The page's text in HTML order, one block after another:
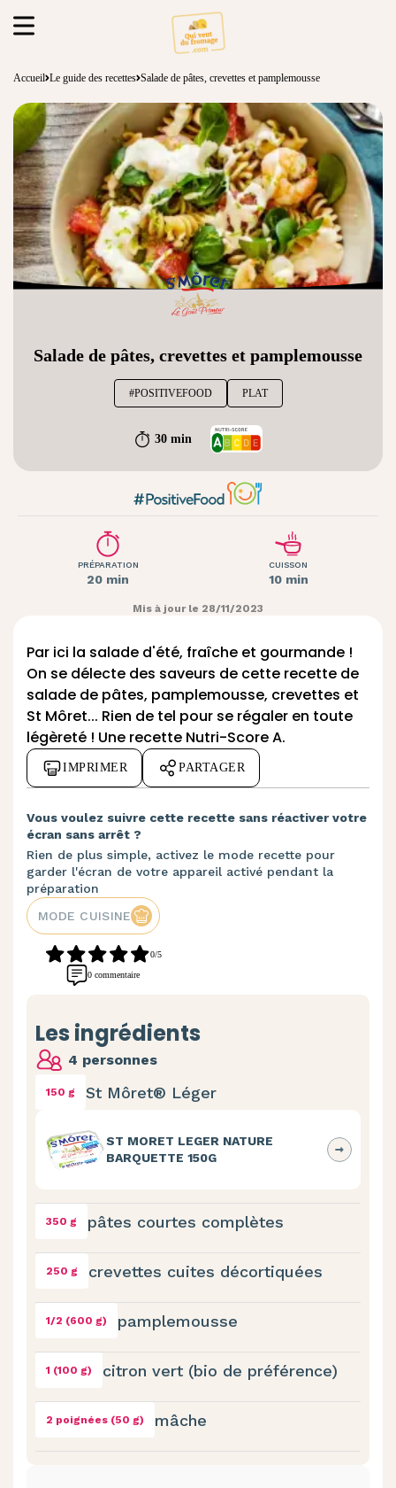
Accueil Le guide des recettes Salade de pâtes, crevettes et pamplemousse
Salade de pâtes, crevettes et pamplemousse
#POSITIVEFOOD PLAT
30 min
PRÉPARATION
20 min
CUISSON
10 min
Mis à jour le 28/11/2023
Par ici la salade d'été, fraîche et gourmande !
On se délecte des saveurs de cette recette de
salade de pâtes, pamplemousse, crevettes et
St Môret... Rien de tel pour se régaler en toute
légèreté ! Une recette Nutri-Score A.
IMPRIMER PARTAGER
Vous voulez suivre cette recette sans réactiver votre
écran sans arrêt ?
Rien de plus simple, activez le mode recette pour
garder l'écran de votre appareil activé pendant la
préparation
MODE CUISINE
0/5
0 commentaire
Les ingrédients
4 personnes
150 g St Môret® Léger
ST MORET LEGER NATURE
BARQUETTE 150G
350 g pâtes courtes complètes
250 g crevettes cuites décortiquées
1/2 (600 g) pamplemousse
1 (100 g) citron vert (bio de préférence)
2 poignées (50 g) mâche